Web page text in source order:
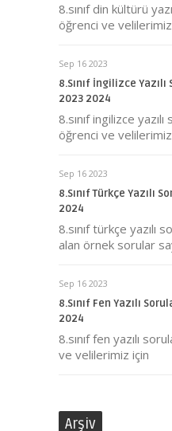
8.sınıf din kültürü
öğrenci ve
Sep 16 2023
8.Sınıf İngilizce Yazılı
2023 2024
8.sınıf ingilizce
öğrenci ve
Sep 16 2023
8.Sınıf Türkçe Yazılı
2024
8.sınıf türkçe yazılı
alan örnek sorular
Sep 16 2023
8.Sınıf Fen Yazılı
2024
8.sınıf fen yazılı
ve velilerimiz için
Arşiv